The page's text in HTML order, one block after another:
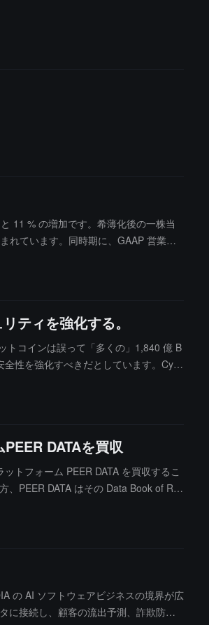
11 % の増加です。希薄化後の一株当
れています。同時期に、GAAP 営業収
ティを強化する。
トコインは誤って「多くの」1,840 億 B
性を強化すべきだとしています。Cyp
弱性が発覚し、市場での売りが発生
DATAを買収
トフォーム PEER DATA を買収するこ
、PEER DATA はその Data Book of Rec
ポートし、チェーン上の資産や AI デ
の AI ソフトウェアビジネスの境界が広
に接続し、顧客の流出予測、詐欺防